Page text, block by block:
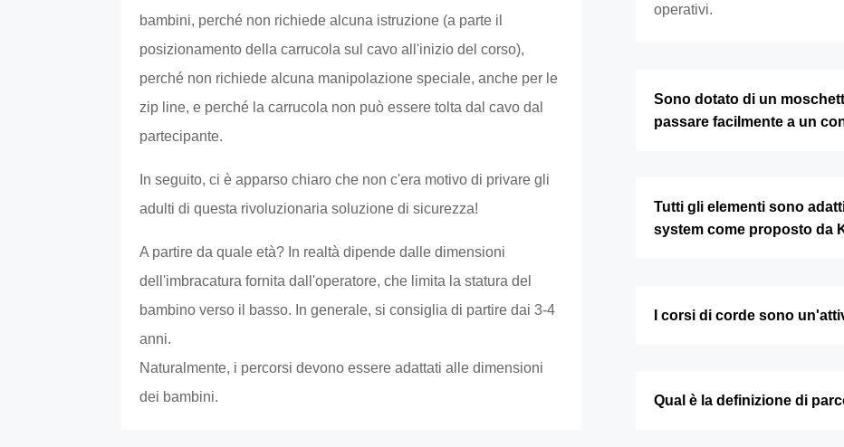
bambini, perché non richiede alcuna istruzione (a parte il
posizionamento della carrucola sul cavo all'inizio del corso),
perché non richiede alcuna manipolazione speciale, anche per le
zip line, e perché la carrucola non può essere tolta dal cavo dal
partecipante.
In seguito, ci è apparso chiaro che non c'era motivo di privare gli
adulti di questa rivoluzionaria soluzione di sicurezza!
A partire da quale età? In realtà dipende dalle dimensioni
dell'imbracatura fornita dall'operatore, che limita la statura del
bambino verso il basso. In generale, si consiglia di partire dai 3-4
anni.
Naturalmente, i percorsi devono essere adattati alle dimensioni
dei bambini.
operativi.
Sono dotato di un
passare facilmente a un
Tutti gli elementi sono
system come proposto da
I corsi di corde sono
Qual è la definizione di